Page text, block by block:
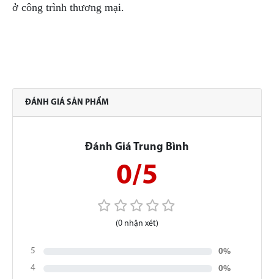
ở công trình thương mại.
ĐÁNH GIÁ SẢN PHẨM
Đánh Giá Trung Bình
0/5
(0 nhận xét)
5
0%
4
0%